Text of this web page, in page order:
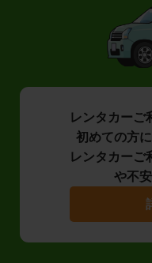
レンタカーご
初めての方
レンタカーご
や不